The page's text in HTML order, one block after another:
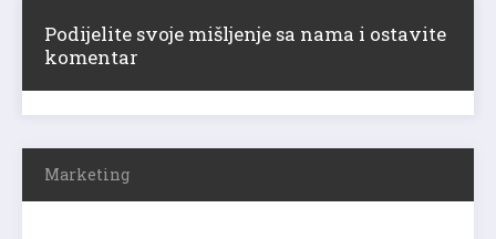
Podijelite svoje mišljenje sa nama i ostavite
komentar
Marketing